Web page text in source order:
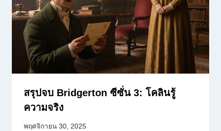
สรุปจบ Bridgerton ซีซั่น 3: โคลินรู้
ความจริง
พฤศจิกายน 30, 2025